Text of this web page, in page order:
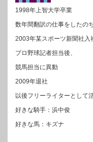
1998年上智大学卒業
数年間翻訳の仕事をしたのち
2003年某スポーツ新聞社入
プロ野球記者担当後、
競馬担当に異動
2009年退社
以後フリーライターとして
好きな騎手：浜中俊
好きな馬：キズナ